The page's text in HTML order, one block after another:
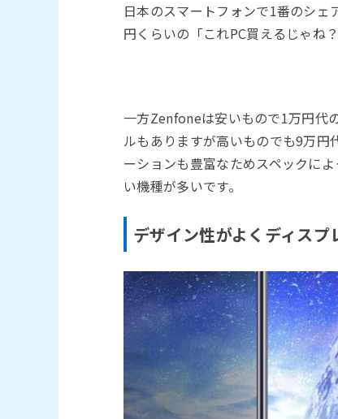
日本のスマートフォンで1番のシ
円くらいの「これPC買えるじゃね
一方Zenfoneは安いもので1万円代
ルもありますが高いものでも9万
ーションも豊富なためスペックに
い機種が多いです。
デザイン性がよくディスプ